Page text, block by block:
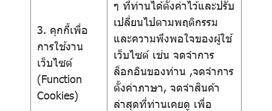
3. คุกกี้เพื่อ
การใช้งาน
เว็บไซต์
(Function
Cookies)
ๆ ที่ท่านได้ตั้งค่าไว้และปรับ
เปลี่ยนไปตามพฤติกรรม
และความพึงพอใจของผู้ใช้
เว็บไซต์ เช่น จดจำการ
ล็อกอินของท่าน ,จดจำการ
ตั้งค่าภาษา, จดจำสินค้า
ล่าสุดที่ท่านเคยดู เพื่อ